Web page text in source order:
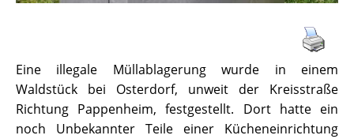
Eine illegale Müllablagerung wurde in einem
Waldstück bei Osterdorf, unweit der Kreisstraße
Richtung Pappenheim, festgestellt. Dort hatte ein
noch Unbekannter Teile einer Kücheneinrichtung